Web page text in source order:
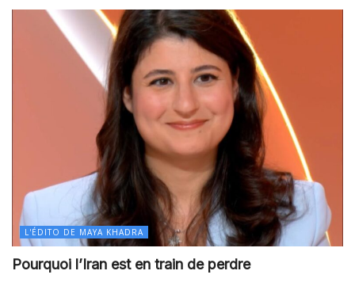
L'ÉDITO DE MAYA KHADRA
Pourquoi l’Iran est en train de perdre